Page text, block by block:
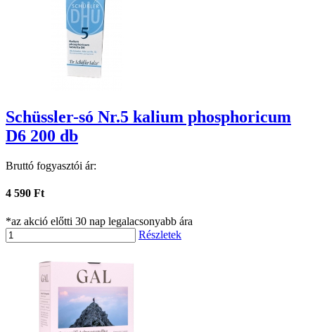
Schüssler-só Nr.5 kalium phosphoricum
D6 200 db
Bruttó fogyasztói ár:
4 590 Ft
*az akció előtti 30 nap legalacsonyabb ára
Részletek